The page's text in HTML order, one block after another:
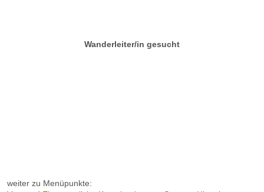
Wanderleiter/in gesucht
weiter zu Menüpunkte: